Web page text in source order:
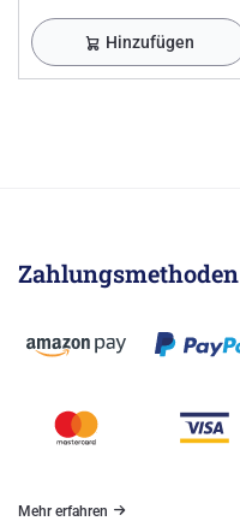
Hinzufügen
Zahlungsmethoden
Mehr erfahren